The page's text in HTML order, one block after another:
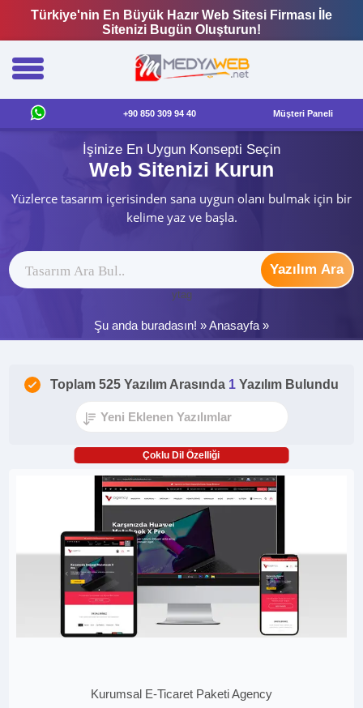
Türkiye'nin En Büyük Hazır Web Sitesi Firması İle
Sitenizi Bugün Oluşturun!
+90 850 309 94 40 Müşteri Paneli
İşinize En Uygun Konsepti Seçin
Web Sitenizi Kurun
Yüzlerce tasarım içerisinden sana uygun olanı bulmak için bir
kelime yaz ve başla.
Yazılım Ara
ytag
Şu anda buradasın! »Anasayfa »
Toplam 525 Yazılım Arasında 1 Yazılım Bulundu
Çoklu Dil Özelliği
Kurumsal E-Ticaret Paketi Agency